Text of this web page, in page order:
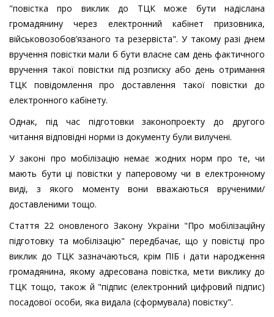
"повістка про виклик до ТЦК може бути надіслана
громадянину через електронний кабінет призовника,
військовозобов’язаного та резервіста". У такому разі днем
вручення повістки мали б бути власне сам день фактичного
вручення такої повістки під розписку або день отримання
ТЦК повідомлення про доставлення такої повістки до
електронного кабінету.
Однак, під час підготовки законопроекту до другого
читання відповідні норми із документу були вилучені.
У законі про мобілізацію немає жодних норм про те, чи
мають бути ці повістки у паперовому чи в електронному
виді, з якого моменту вони вважаються врученими/
доставленими тощо.
Стаття 22 оновленого Закону України "Про мобілізаційну
підготовку та мобілізацію" передбачає, що у повістці про
виклик до ТЦК зазначаються, крім ПІБ і дати народження
громадянина, якому адресована повістка, мети виклику до
ТЦК тощо, також й "підпис (електронний цифровий підпис)
посадової особи, яка видала (сформувала) повістку".